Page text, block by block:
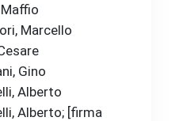
Marcello
Gino
Alberto
Alberto; [firma